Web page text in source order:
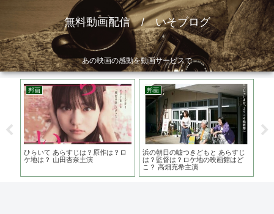
無料動画配信 / いそブログ
あの映画の感動を動画サービスで
邦画
ひらいて あらすじは？原作は？ロ
ケ地は？ 山田杏奈主演
邦画
浜の朝日の嘘つきどもと あらすじ
は？監督は？ロケ地の映画館はど
こ？ 高畑充希主演